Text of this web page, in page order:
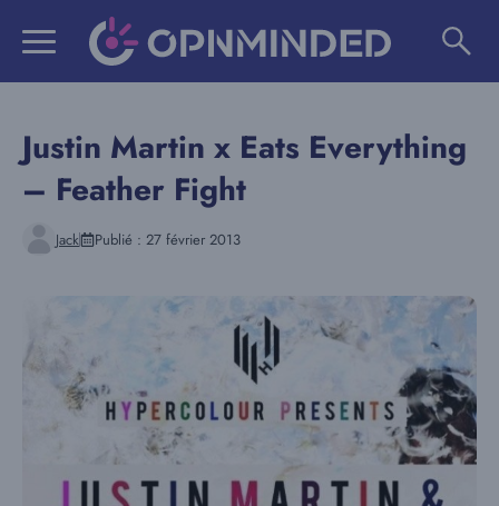
Justin Martin x Eats Everything
– Feather Fight
Jack Publié : 27 février 2013